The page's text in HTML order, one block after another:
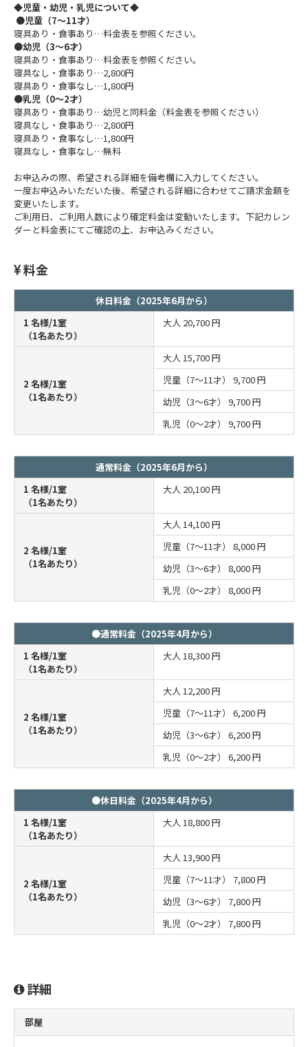
◆児童・幼児・乳児について◆
●児童（7～11才）
寝具あり・食事あり…料金表を参照ください。
●幼児（3～6才）
寝具あり・食事あり…料金表を参照ください。
寝具なし・食事あり…2,800円
寝具あり・食事なし…1,800円
●乳児（0～2才）
寝具あり・食事あり…幼児と同料金（料金表を参照ください）
寝具なし・食事あり…2,800円
寝具あり・食事なし…1,800円
寝具なし・食事なし…無料
お申込みの際、希望される詳細を備考欄に入力してください。
一度お申込みいただいた後、希望される詳細に合わせてご請求金額を
変更いたします。
ご利用日、ご利用人数により確定料金は変動いたします。下記カレン
ダーと料金表にてご確認の上、お申込みください。
料金
休日料金（2025年6月から）
1 名様/1室
（1名あたり）
大人 20,700 円
2 名様/1室
（1名あたり）
大人 15,700 円
児童（7～11才） 9,700 円
幼児（3～6才） 9,700 円
乳児（0～2才） 9,700 円
通常料金（2025年6月から）
1 名様/1室
（1名あたり）
大人 20,100 円
2 名様/1室
（1名あたり）
大人 14,100 円
児童（7～11才） 8,000 円
幼児（3～6才） 8,000 円
乳児（0～2才） 8,000 円
●通常料金（2025年4月から）
1 名様/1室
（1名あたり）
大人 18,300 円
2 名様/1室
（1名あたり）
大人 12,200 円
児童（7～11才） 6,200 円
幼児（3～6才） 6,200 円
乳児（0～2才） 6,200 円
●休日料金（2025年4月から）
1 名様/1室
（1名あたり）
大人 18,800 円
2 名様/1室
（1名あたり）
大人 13,900 円
児童（7～11才） 7,800 円
幼児（3～6才） 7,800 円
乳児（0～2才） 7,800 円
詳細
部屋